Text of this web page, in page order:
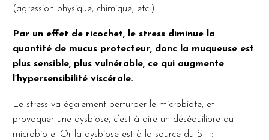
(agression physique, chimique, etc.).
Par un effet de ricochet, le stress diminue la
quantité de mucus protecteur, donc la muqueuse est
plus sensible, plus vulnérable, ce qui augmente
l’hypersensibilité viscérale.
Le stress va également perturber le microbiote, et
provoquer une dysbiose, c’est à dire un déséquilibre du
microbiote. Or la dysbiose est à la source du SII :